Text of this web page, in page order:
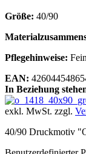
Größe: 40/90
Pflegehinweise:
EAN:
In Beziehung
exkl. MwSt. zzgl.
40/90 Druckmotiv